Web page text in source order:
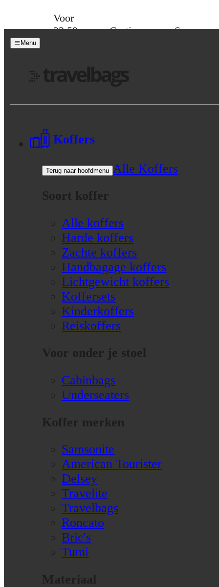
Voor
23:59
Gratis
Spaar
Menu
Koffers
Terug naar hoofdmenu
Alle Koffers
Soort koffer
Alle koffers
Harde koffers
Zachte koffers
Handbagage koffers
Lichtgewicht koffers
Koffersets
Kinderkoffers
Reiskoffers
Voor onder je stoel
Cabinbags
Underseaters
Koffer merken
Samsonite
American Tourister
Delsey
Travelite
Travelbags
Roncato
Bric's
Tumi
Materiaal